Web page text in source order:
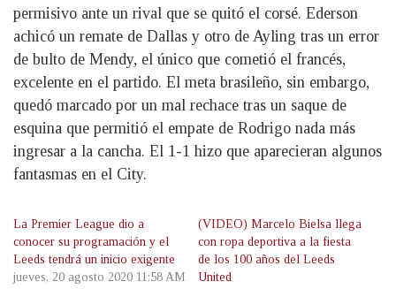
permisivo ante un rival que se quitó el corsé. Ederson
achicó un remate de Dallas y otro de Ayling tras un error
de bulto de Mendy, el único que cometió el francés,
excelente en el partido. El meta brasileño, sin embargo,
quedó marcado por un mal rechace tras un saque de
esquina que permitió el empate de Rodrigo nada más
ingresar a la cancha. El 1-1 hizo que aparecieran algunos
fantasmas en el City.
La Premier League dio a
conocer su programación y el
Leeds tendrá un inicio exigente
jueves, 20 agosto 2020 11:58 AM
(VIDEO) Marcelo Bielsa llega
con ropa deportiva a la fiesta
de los 100 años del Leeds
United